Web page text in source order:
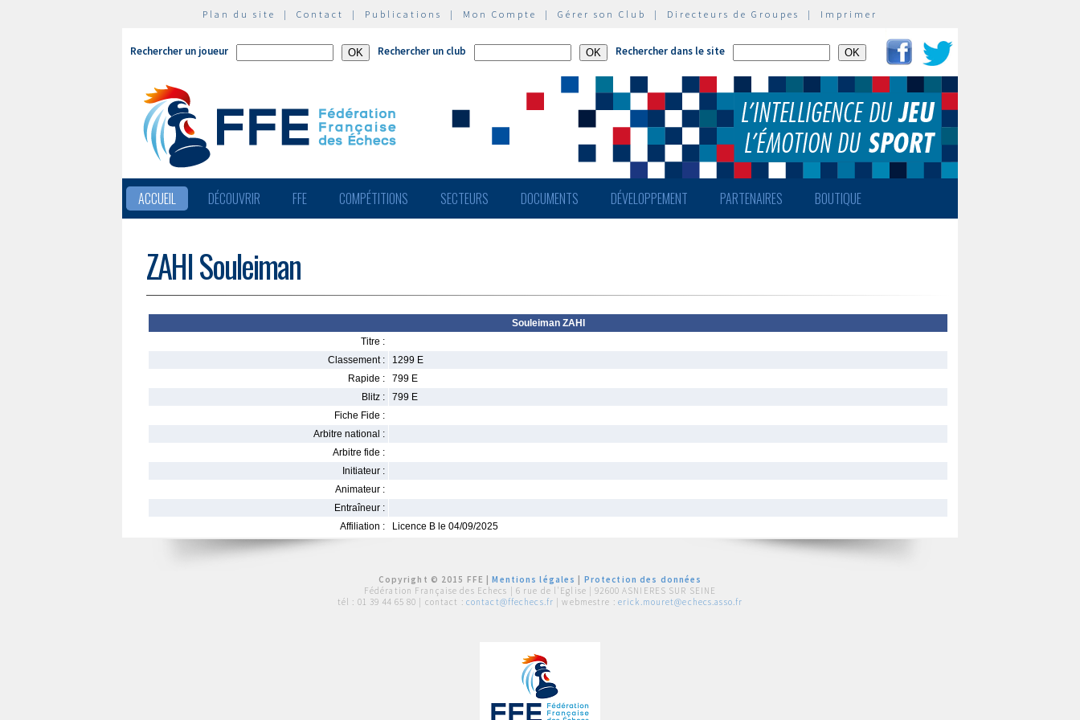
Plan du site | Contact | Publications | Mon Compte | Gérer son Club | Directeurs de Groupes | Imprimer
Rechercher un joueur Rechercher un club Rechercher dans le site
ACCUEIL DÉCOUVRIR FFE COMPÉTITIONS SECTEURS DOCUMENTS DÉVELOPPEMENT PARTENAIRES BOUTIQUE
ZAHI Souleiman
Souleiman ZAHI
Titre :
Classement :
1299 E
Rapide :
799 E
Blitz :
799 E
Fiche Fide :
Arbitre national :
Arbitre fide :
Initiateur :
Animateur :
Entraîneur :
Affiliation :
Licence B le 04/09/2025
Copyright © 2015 FFE |Mentions légales
Protection des données
Fédération Française des Echecs | 6 rue de l'Eglise | 92600 ASNIERES SUR SEINE
tél : 01 39 44 65 80 | contact : contact@ffechecs.fr | webmestre : erick.mouret@echecs.asso.fr